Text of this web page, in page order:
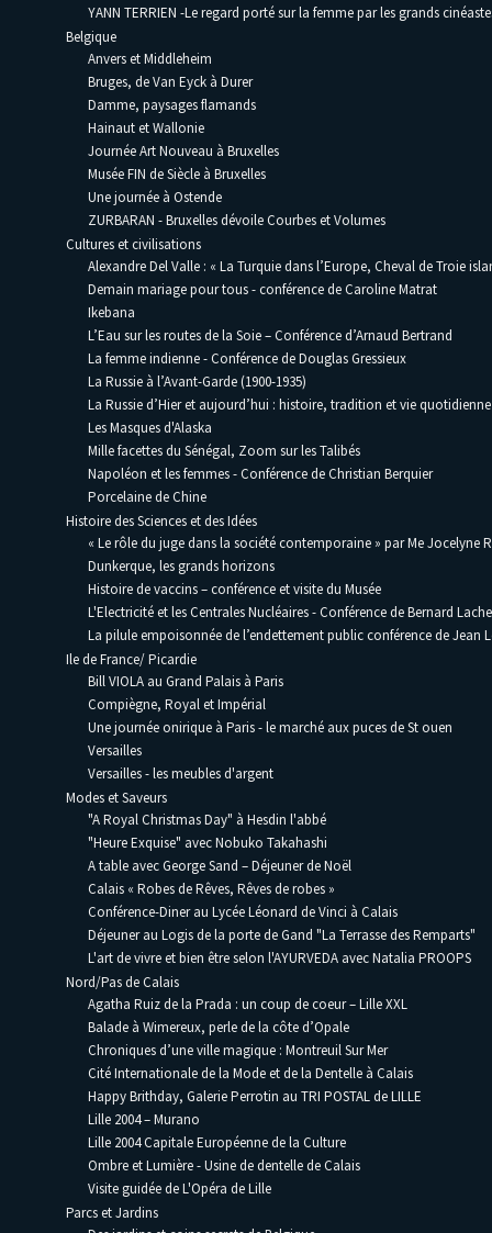
YANN TERRIEN -Le regard porté sur la femme par les grands
Belgique
Anvers et Middleheim
Bruges, de Van Eyck à Durer
Damme, paysages flamands
Hainaut et Wallonie
Journée Art Nouveau à Bruxelles
Musée FIN de Siècle à Bruxelles
Une journée à Ostende
ZURBARAN - Bruxelles dévoile Courbes et Volumes
Cultures et civilisations
Alexandre Del Valle : « La Turquie dans l’Europe, Cheval de Troie
Demain mariage pour tous - conférence de Caroline Matrat
Ikebana
L’Eau sur les routes de la Soie – Conférence d’Arnaud Bertrand
La femme indienne - Conférence de Douglas Gressieux
La Russie à l’Avant-Garde (1900-1935)
La Russie d’Hier et aujourd’hui : histoire, tradition et vie quotidienne
Les Masques d'Alaska
Mille facettes du Sénégal, Zoom sur les Talibés
Napoléon et les femmes - Conférence de Christian Berquier
Porcelaine de Chine
Histoire des Sciences et des Idées
« Le rôle du juge dans la société contemporaine » par Me Jocelyne
Dunkerque, les grands horizons
Histoire de vaccins – conférence et visite du Musée
L'Electricité et les Centrales Nucléaires - Conférence de Bernard
La pilule empoisonnée de l’endettement public conférence de Jean
Ile de France/ Picardie
Bill VIOLA au Grand Palais à Paris
Compiègne, Royal et Impérial
Une journée onirique à Paris - le marché aux puces de St ouen
Versailles
Versailles - les meubles d'argent
Modes et Saveurs
"A Royal Christmas Day" à Hesdin l'abbé
"Heure Exquise" avec Nobuko Takahashi
A table avec George Sand – Déjeuner de Noël
Calais « Robes de Rêves, Rêves de robes »
Conférence-Diner au Lycée Léonard de Vinci à Calais
Déjeuner au Logis de la porte de Gand "La Terrasse des Remparts"
L'art de vivre et bien être selon l'AYURVEDA avec Natalia PROOPS
Nord/Pas de Calais
Agatha Ruiz de la Prada : un coup de coeur – Lille XXL
Balade à Wimereux, perle de la côte d’Opale
Chroniques d’une ville magique : Montreuil Sur Mer
Cité Internationale de la Mode et de la Dentelle à Calais
Happy Brithday, Galerie Perrotin au TRI POSTAL de LILLE
Lille 2004 – Murano
Lille 2004 Capitale Européenne de la Culture
Ombre et Lumière - Usine de dentelle de Calais
Visite guidée de L'Opéra de Lille
Parcs et Jardins